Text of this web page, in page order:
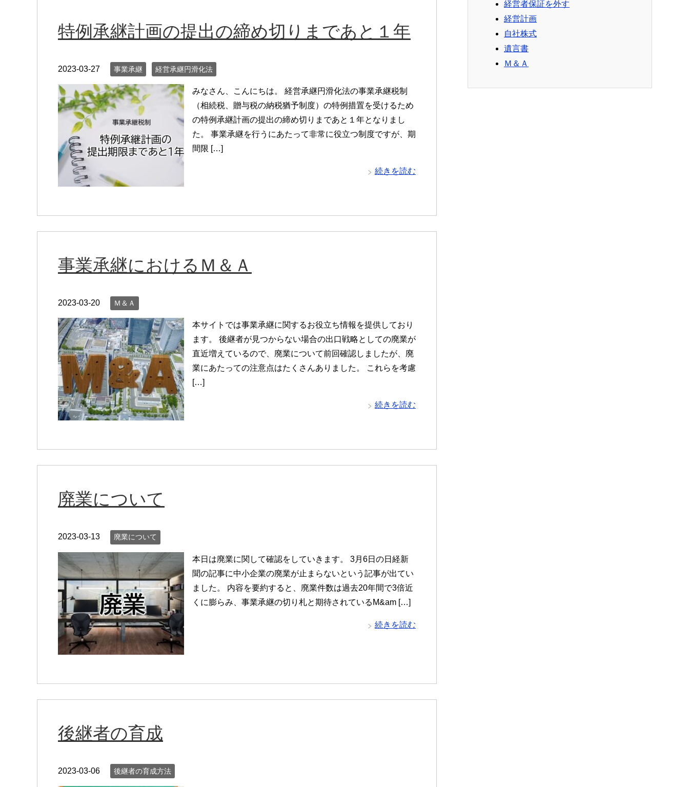
特例承継計画の提出の締め切りまであと１年
2023-03-27 事業承継 経営承継円滑化法
みなさん、こんにちは。 経営承継円滑化法の事業承継税制
（相続税、贈与税の納税猶予制度）の特例措置を受けるため
の特例承継計画の提出の締め切りまであと１年となりまし
た。 事業承継を行うにあたって非常に役立つ制度ですが、期
間限 […]
続きを読む
事業承継におけるＭ＆Ａ
2023-03-20 Ｍ＆Ａ
本サイトでは事業承継に関するお役立ち情報を提供しており
ます。 後継者が見つからない場合の出口戦略としての廃業が
直近増えているので、廃業について前回確認しましたが、廃
業にあたっての注意点はたくさんありました。 これらを考慮
[…]
続きを読む
廃業について
2023-03-13 廃業について
本日は廃業に関して確認をしていきます。 3月6日の日経新
聞の記事に中小企業の廃業が止まらないという記事が出てい
ました。 内容を要約すると、廃業件数は過去20年間で3倍近
くに膨らみ、事業承継の切り札と期待されているM&am […]
続きを読む
後継者の育成
2023-03-06 後継者の育成方法
経営者保証を外す
経営計画
自社株式
遺言書
Ｍ＆Ａ